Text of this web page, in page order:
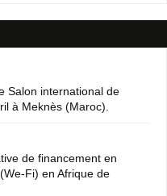
Salon international de
à Meknès (Maroc).
de financement en
Fi) en Afrique de